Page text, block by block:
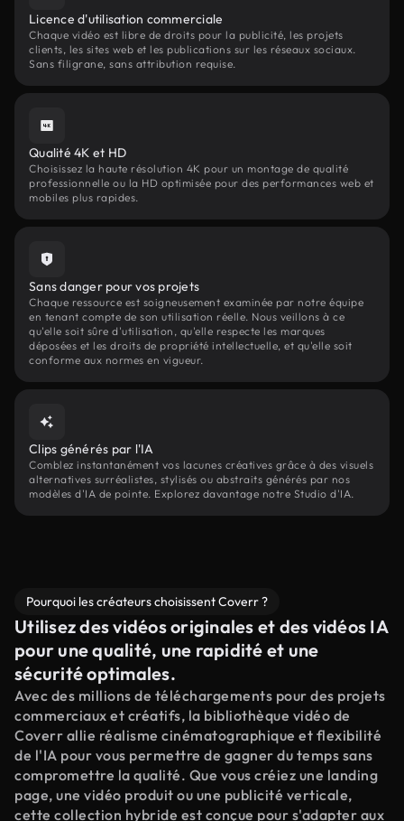
Licence d'utilisation commerciale
Chaque vidéo est libre de droits pour la publicité, les projets
clients, les sites web et les publications sur les réseaux sociaux.
Sans filigrane, sans attribution requise.
Qualité 4K et HD
Choisissez la haute résolution 4K pour un montage de qualité
professionnelle ou la HD optimisée pour des performances web et
mobiles plus rapides.
Sans danger pour vos projets
Chaque ressource est soigneusement examinée par notre équipe
en tenant compte de son utilisation réelle. Nous veillons à ce
qu'elle soit sûre d'utilisation, qu'elle respecte les marques
déposées et les droits de propriété intellectuelle, et qu'elle soit
conforme aux normes en vigueur.
Clips générés par l'IA
Comblez instantanément vos lacunes créatives grâce à des visuels
alternatives surréalistes, stylisés ou abstraits générés par nos
modèles d'IA de pointe. Explorez davantage notre Studio d'IA.
Pourquoi les créateurs choisissent Coverr ?
Utilisez des vidéos originales et des vidéos IA
pour une qualité, une rapidité et une
sécurité optimales.
Avec des millions de téléchargements pour des projets
commerciaux et créatifs, la bibliothèque vidéo de
Coverr allie réalisme cinématographique et flexibilité
de l'IA pour vous permettre de gagner du temps sans
compromettre la qualité. Que vous créiez une landing
page, une vidéo produit ou une publicité verticale,
cette collection hybride est conçue pour s'adapter aux